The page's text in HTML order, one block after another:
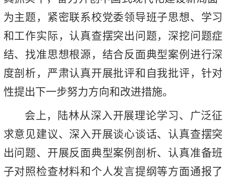
为主题，紧密联系校党委领导班子思想、学习
和工作实际，认真查摆突出问题，深挖问题症
结、找准思想根源，结合反面典型案例进行深
度剖析，严肃认真开展批评和自我批评，针对
性提出下一步努力方向和改进措施。
会上，陆林从深入开展理论学习、广泛征
求意见建议、深入开展谈心谈话、认真查摆突
出问题、开展反面典型案例剖析、认真准备班
子对照检查材料和个人发言提纲等方面通报了